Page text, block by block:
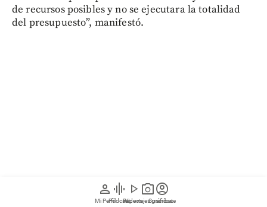
person
Mi Perfil
graphic_eq
Pódcast
play_arrow
Videos
photo_camera
Reportajes gráficos
account_circle
Suscríbete
de recursos posibles y no se ejecutara la totalidad
del presupuesto”, manifestó.